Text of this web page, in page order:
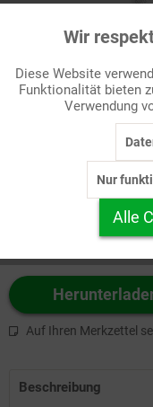
Passende Stichworte
Bibel, Meditation
zuerst
z.B. Farbe-Grafik,
Auf Ihren Merkzettel
Beschreibung
Funktionale
Marketing
Personalisierung
Service
Wir
Diese Website
Funktionalität bieten
Verwendung
Nur
Alle